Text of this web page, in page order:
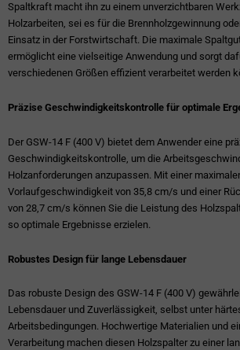
Spaltkraft macht ihn zu einem unverzichtbaren
Holzarbeiten, sei es für die Brennholzgewinnung
Einsatz in der Forstwirtschaft. Die maximale
ermöglicht eine vielseitige Anwendung und sorgt
verschiedenen Größen effizient verarbeitet werden
Präzise Geschwindigkeitskontrolle für optimale
Der GSW-14 F (400 V) bietet dem Anwender eine
Geschwindigkeitskontrolle, um die
Holzanforderungen anzupassen. Mit einer
Vorlaufgeschwindigkeit von 35,8 cm/s und einer
von 28,7 cm/s können Sie die Leistung des
so optimale Ergebnisse erzielen.
Robustes Design für lange Lebensdauer
Das robuste Design des GSW-14 F (400 V)
Lebensdauer und Zuverlässigkeit, selbst unter
Arbeitsbedingungen. Hochwertige Materialien und
Verarbeitung machen diesen Holzspalter zu einer